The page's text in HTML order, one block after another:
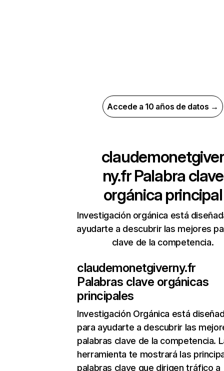
Accede a 10 años de datos →
claudemonetgiver
ny.frPalabra clave
orgánica principal
Investigación orgánica está
ayudarte a descubrir las mejores
clave de la competencia.
claudemonetgiverny.fr
Palabras clave orgánicas
principales
Investigación Orgánica está
para ayudarte a descubrir las
palabras clave de la competencia.
herramienta te mostrará las
palabras clave que dirigen tráfico a